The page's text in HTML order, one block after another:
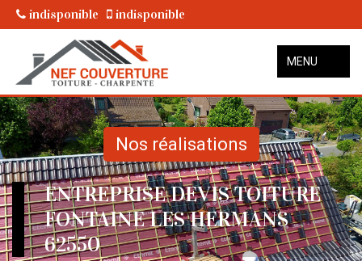
indisponible indisponible
MENU
Nos réalisations
ENTREPRISE DEVIS TOITURE
FONTAINE LES HERMANS
62550